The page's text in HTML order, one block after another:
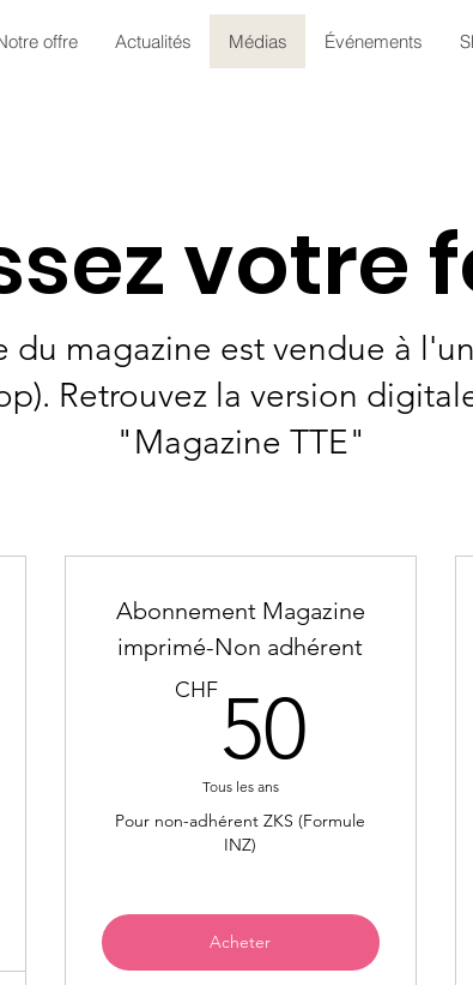
offre Actualités Médias Événements
votre
du magazine est vendue à
Retrouvez la version
"Magazine TTE"
Abonnement Magazine
imprimé-Non adhérent
CHF 50
Tous les ans
Pour non-adhérent ZKS (Formule
INZ)
Acheter